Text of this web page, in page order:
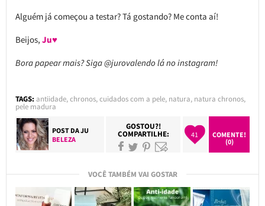
Alguém já começou a testar? Tá gostando? Me conta aí!
Beijos, Ju♥
Bora papear mais? Siga @jurovalendo lá no instagram!
TAGS: antiidade,chronos,cuidados com a pele, natura, natura chronos,
pele madura
POST DAJU
BELEZA
GOSTOU?!
COMPARTILHE: 41
COMENTE!
(0)
VOCÊ TAMBÉM VAI GOSTAR